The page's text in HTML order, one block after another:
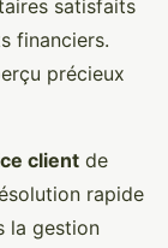
satisfaits
financiers.
précieux
client de
rapide
la gestion